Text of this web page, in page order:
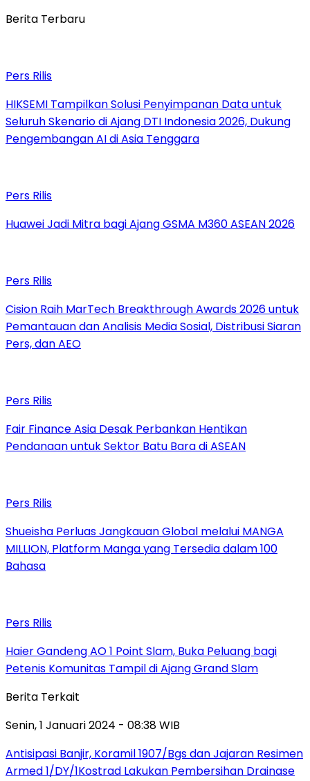
Berita Terbaru
Pers Rilis
HIKSEMI Tampilkan Solusi Penyimpanan Data untuk
Seluruh Skenario di Ajang DTI Indonesia 2026, Dukung
Pengembangan AI di Asia Tenggara
Pers Rilis
Huawei Jadi Mitra bagi Ajang GSMA M360 ASEAN 2026
Pers Rilis
Cision Raih MarTech Breakthrough Awards 2026 untuk
Pemantauan dan Analisis Media Sosial, Distribusi Siaran
Pers, dan AEO
Pers Rilis
Fair Finance Asia Desak Perbankan Hentikan
Pendanaan untuk Sektor Batu Bara di ASEAN
Pers Rilis
Shueisha Perluas Jangkauan Global melalui MANGA
MILLION, Platform Manga yang Tersedia dalam 100
Bahasa
Pers Rilis
Haier Gandeng AO 1 Point Slam, Buka Peluang bagi
Petenis Komunitas Tampil di Ajang Grand Slam
Berita Terkait
Senin, 1 Januari 2024 - 08:38 WIB
Antisipasi Banjir, Koramil 1907/Bgs dan Jajaran Resimen
Armed 1/DY/1Kostrad Lakukan Pembersihan Drainase